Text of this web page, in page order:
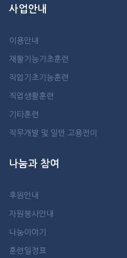
사업안내
이용안내
재활기능기초훈련
직업기초기능훈련
직업생활훈련
기타훈련
직무개발 및 일반 고용전이
나눔과 참여
후원안내
자원봉사안내
나눔이야기
훈련일정표